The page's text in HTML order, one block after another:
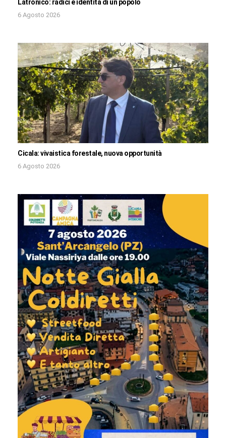
Latronico: radici e identità di un popolo
6 Agosto 2026
Cicala: vivaistica forestale, nuova opportunità
6 Agosto 2026